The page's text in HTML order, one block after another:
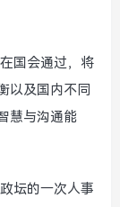
国会通过，将
以及国内不同
慧与沟通能
坛的一次人事